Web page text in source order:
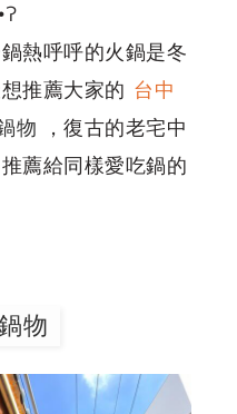
熱呼呼的火鍋是冬
推薦大家的 台中
物 ，復古的老宅中
薦給同樣愛吃鍋的
物